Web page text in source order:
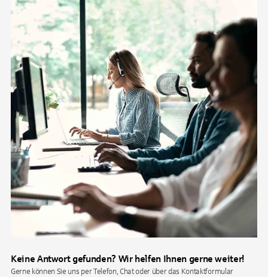
Keine Antwort gefunden? Wir helfen Ihnen gerne weiter!
Gerne können Sie uns per Telefon, Chat oder über das Kontaktformular